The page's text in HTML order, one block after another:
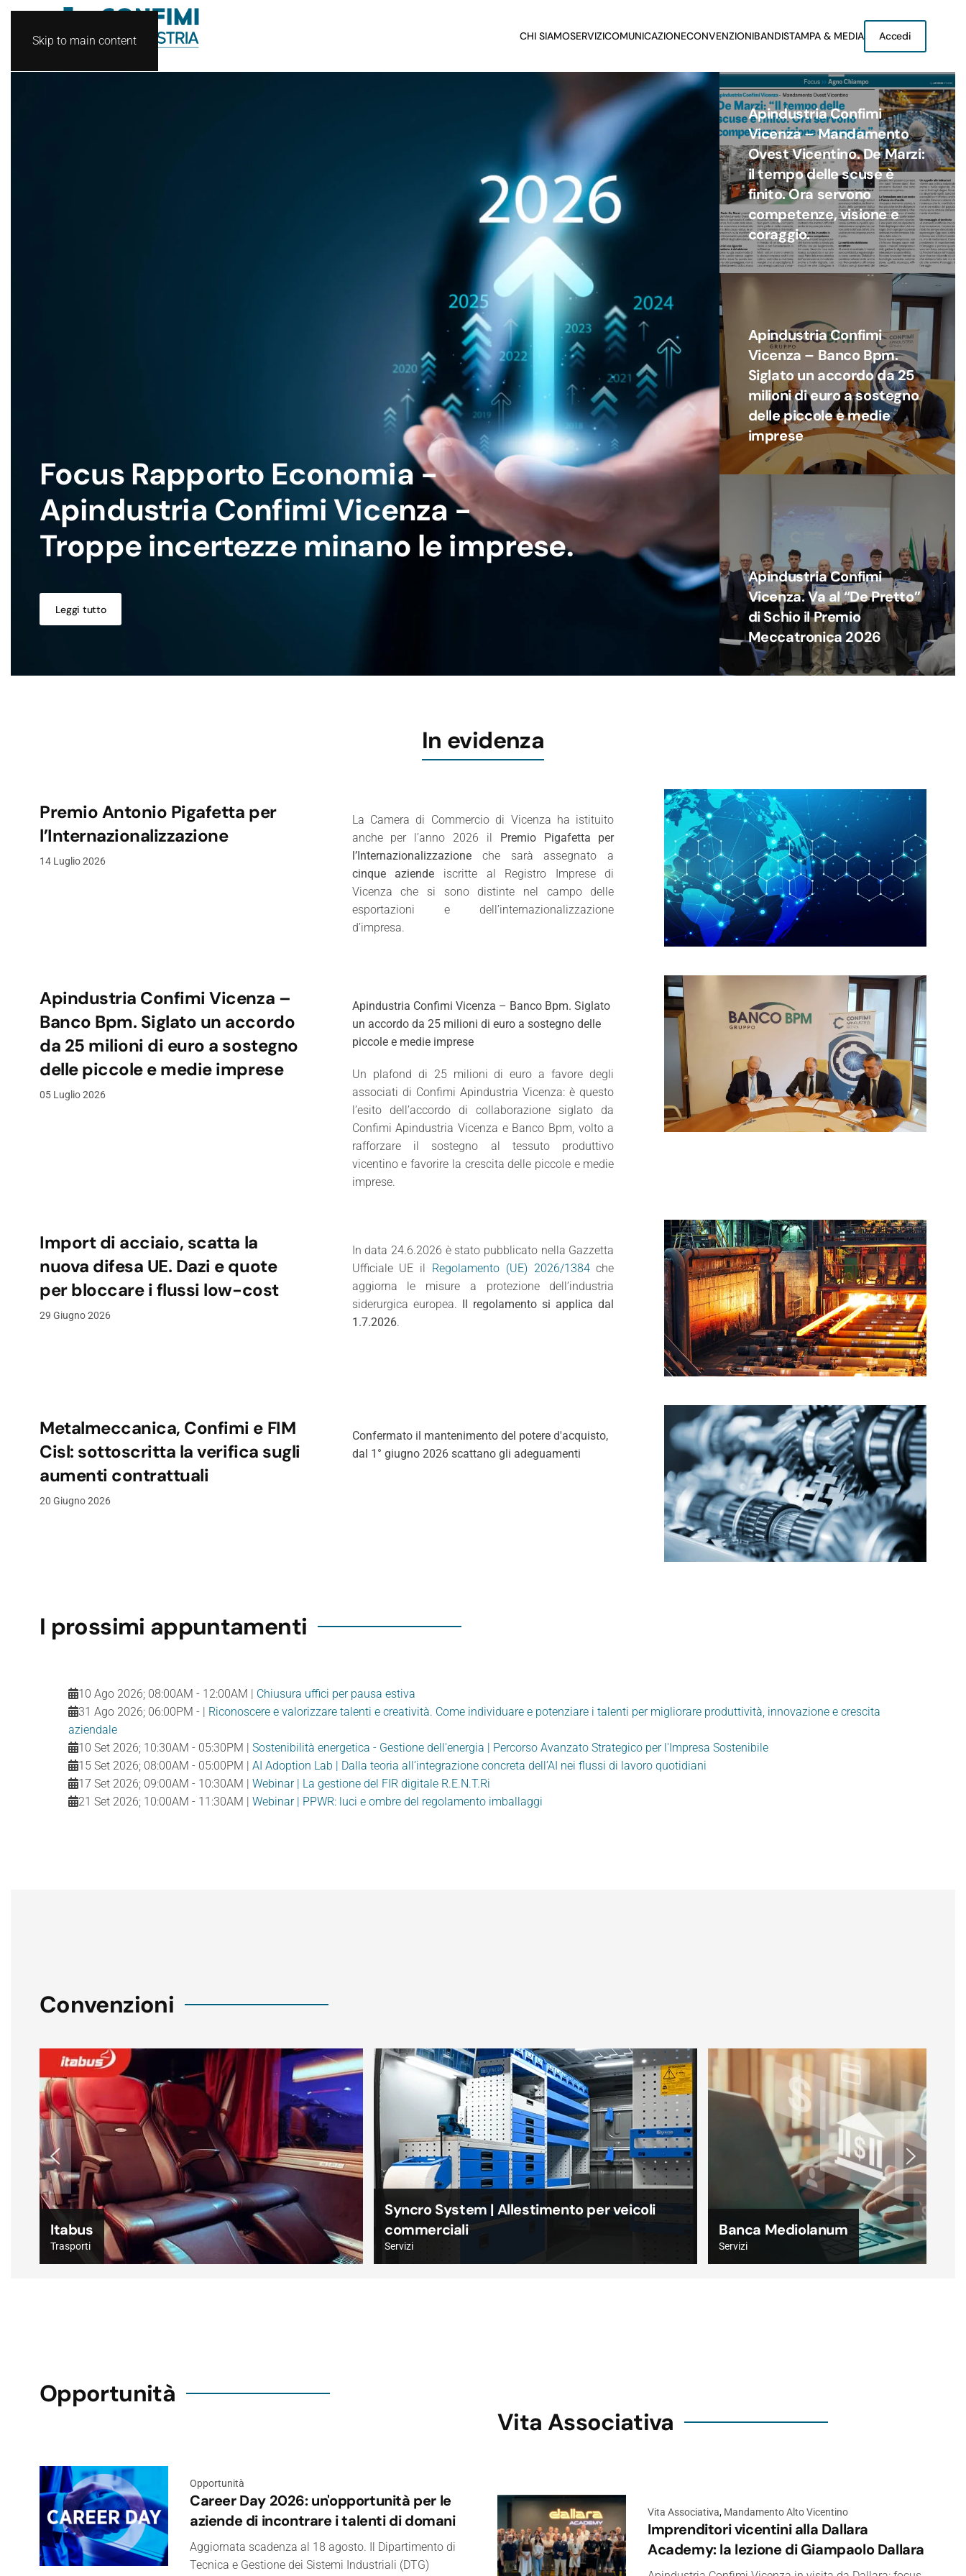
Skip to main content CHI SIAMOSERVIZICOMUNICAZIONECONVENZIONIBANDISTAMPA & MEDIA Accedi
Focus Rapporto Economia -
Apindustria Confimi Vicenza -
Troppe incertezze minano le imprese.
Leggi tutto
Apindustria Confimi
Vicenza – Mandamento
Ovest Vicentino. De Marzi:
il tempo delle scuse è
finito. Ora servono
competenze, visione e
coraggio.
Apindustria Confimi
Vicenza – Banco Bpm.
Siglato un accordo da 25
milioni di euro a sostegno
delle piccole e medie
imprese
Apindustria Confimi
Vicenza. Va al “De Pretto”
di Schio il Premio
Meccatronica 2026
In evidenza
Premio Antonio Pigafetta per
l’Internazionalizzazione
14 Luglio 2026
La Camera di Commercio di Vicenza ha istituito
anche per l’anno 2026 il
Premio Pigafetta per
l’Internazionalizzazioneche sarà assegnato a
cinque aziende iscritte al Registro Imprese di
Vicenza che si sono distinte nel campo delle
esportazioni e dell’internazionalizzazione
d’impresa.
Apindustria Confimi Vicenza –
Banco Bpm. Siglato un accordo
da 25 milioni di euro a sostegno
delle piccole e medie imprese
05 Luglio 2026
Apindustria Confimi Vicenza – Banco Bpm. Siglato
un accordo da 25 milioni di euro a sostegno delle
piccole e medie imprese
Un plafond di 25 milioni di euro a favore degli
associati di Confimi Apindustria Vicenza: è questo
l’esito dell’accordo di collaborazione siglato da
Confimi Apindustria Vicenza e Banco Bpm, volto a
rafforzare il sostegno al tessuto produttivo
vicentino e favorire la crescita delle piccole e medie
imprese.
Import di acciaio, scatta la
nuova difesa UE. Dazi e quote
per bloccare i flussi low-cost
29 Giugno 2026
In data 24.6.2026 è stato pubblicato nella Gazzetta
Ufficiale UE il Regolamento (UE) 2026/1384che
aggiorna le misure a protezione dell’industria
siderurgica europea. Il regolamento si applica dal
1.7.2026.
Metalmeccanica, Confimi e FIM
Cisl: sottoscritta la verifica sugli
aumenti contrattuali
20 Giugno 2026
Confermato il mantenimento del potere d'acquisto,
dal 1° giugno 2026 scattano gli adeguamenti
I prossimi appuntamenti
10 Ago 2026; 08:00AM - 12:00AM | Chiusura uffici per pausa estiva
31 Ago 2026; 06:00PM - | Riconoscere e valorizzare talenti e creatività. Come individuare e potenziare i talenti per migliorare produttività, innovazione e crescita
aziendale
10 Set 2026; 10:30AM - 05:30PM | Sostenibilità energetica - Gestione dell'energia | Percorso Avanzato Strategico per l'Impresa Sostenibile
15 Set 2026; 08:00AM - 05:00PM | AI Adoption Lab | Dalla teoria all’integrazione concreta dell’AI nei flussi di lavoro quotidiani
17 Set 2026; 09:00AM - 10:30AM | Webinar | La gestione del FIR digitale R.E.N.T.Ri
21 Set 2026; 10:00AM - 11:30AM | Webinar | PPWR: luci e ombre del regolamento imballaggi
Convenzioni
Syncro System | Allestimento per veicoli
commerciali
Servizi
Banca Mediolanum
Servizi
UNI - FINCO
Servizi
Opportunità
Vita Associativa
Opportunità
Career Day 2026: un'opportunità per le
aziende di incontrare i talenti di domani
Aggiornata scadenza al 18 agosto. Il Dipartimento di
Tecnica e Gestione dei Sistemi Industriali (DTG)
Vita Associativa, Mandamento Alto Vicentino
Imprenditori vicentini alla Dallara
Academy: la lezione di Giampaolo Dallara